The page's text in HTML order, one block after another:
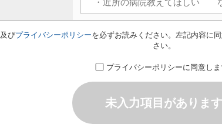
及びプライバシーポリシーを必ずお読みください。左記内容に
さい。
プライバシーポリシーに同意しま
未入力項目があります